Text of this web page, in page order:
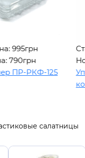
125
Стара
Нова ціна:
Упаковка
салатницы